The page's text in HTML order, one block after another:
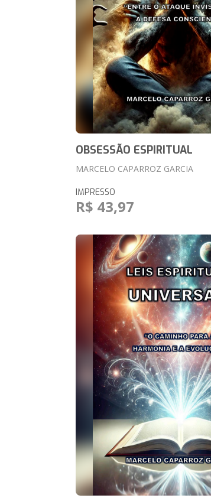
OBSESSÃO ESPIRITUAL
MARCELO CAPARROZ GARCIA
IMPRESSO
R$ 43,97